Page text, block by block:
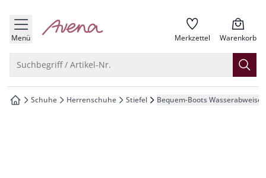
springen
springen
springen
springen
Menü zur Startseite Merkzettel Warenkorb
Suchbegriff / Artikel-Nr.
zur Startseite
Schuhe Herrenschuhe Stiefel Bequem-Boots